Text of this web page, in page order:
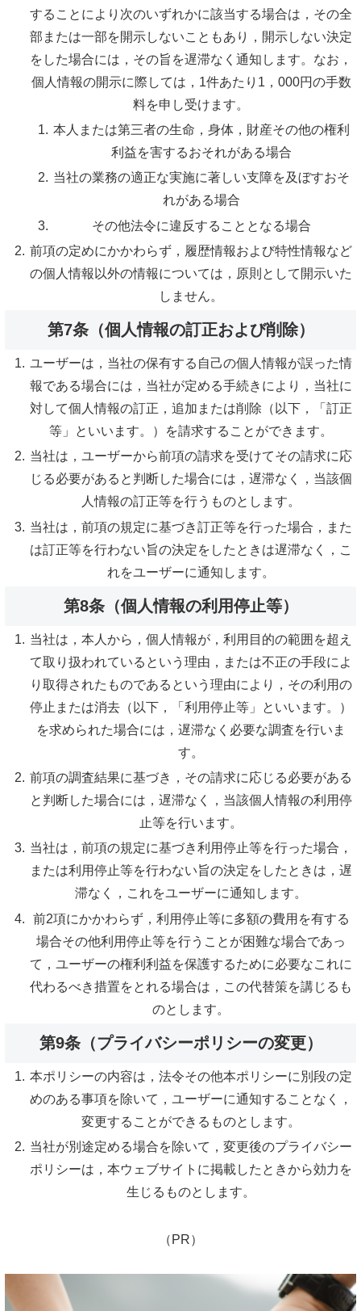
することにより次のいずれかに該当する場合は，その全
部または一部を開示しないこともあり，開示しない決定
をした場合には，その旨を遅滞なく通知します。なお，
個人情報の開示に際しては，1件あたり1，000円の手数
料を申し受けます。
本人または第三者の生命，身体，財産その他の権利
利益を害するおそれがある場合
当社の業務の適正な実施に著しい支障を及ぼすおそ
れがある場合
その他法令に違反することとなる場合
前項の定めにかかわらず，履歴情報および特性情報など
の個人情報以外の情報については，原則として開示いた
しません。
第7条（個人情報の訂正および削除）
ユーザーは，当社の保有する自己の個人情報が誤った情
報である場合には，当社が定める手続きにより，当社に
対して個人情報の訂正，追加または削除（以下，「訂正
等」といいます。）を請求することができます。
当社は，ユーザーから前項の請求を受けてその請求に応
じる必要があると判断した場合には，遅滞なく，当該個
人情報の訂正等を行うものとします。
当社は，前項の規定に基づき訂正等を行った場合，また
は訂正等を行わない旨の決定をしたときは遅滞なく，こ
れをユーザーに通知します。
第8条（個人情報の利用停止等）
当社は，本人から，個人情報が，利用目的の範囲を超え
て取り扱われているという理由，または不正の手段によ
り取得されたものであるという理由により，その利用の
停止または消去（以下，「利用停止等」といいます。）
を求められた場合には，遅滞なく必要な調査を行いま
す。
前項の調査結果に基づき，その請求に応じる必要がある
と判断した場合には，遅滞なく，当該個人情報の利用停
止等を行います。
当社は，前項の規定に基づき利用停止等を行った場合，
または利用停止等を行わない旨の決定をしたときは，遅
滞なく，これをユーザーに通知します。
前2項にかかわらず，利用停止等に多額の費用を有する
場合その他利用停止等を行うことが困難な場合であっ
て，ユーザーの権利利益を保護するために必要なこれに
代わるべき措置をとれる場合は，この代替策を講じるも
のとします。
第9条（プライバシーポリシーの変更）
本ポリシーの内容は，法令その他本ポリシーに別段の定
めのある事項を除いて，ユーザーに通知することなく，
変更することができるものとします。
当社が別途定める場合を除いて，変更後のプライバシー
ポリシーは，本ウェブサイトに掲載したときから効力を
生じるものとします。
（PR）